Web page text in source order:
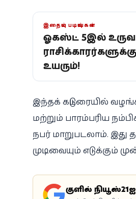
இதையும் படியுங்கள்
ஓகஸ்ட் 5இல்
உயரும்!
இந்தக் கட்டுரையில்
மற்றும் பாரம்பரிய
நபர் மாறுபடலாம். இது
முடிவையும் எடுக்கும்
கூகுளில்